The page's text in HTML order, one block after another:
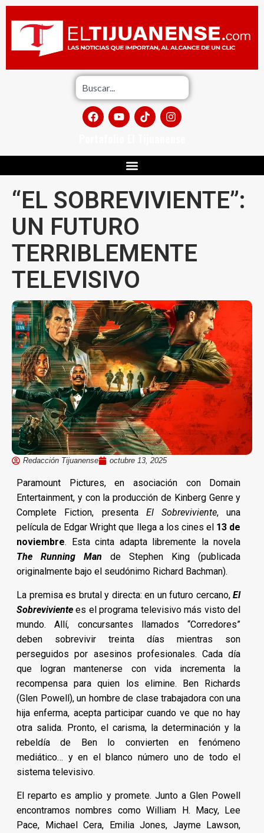
“EL SOBREVIVIENTE”:
UN FUTURO
TERRIBLEMENTE
TELEVISIVO
Redacción Tijuanense octubre 13, 2025
Paramount Pictures, en asociación con Domain
Entertainment, y con la producción de Kinberg Genre y
Complete Fiction, presenta El Sobreviviente, una
película de Edgar Wright que llega a los cines el 13 de
noviembre. Esta cinta adapta libremente la novela
The Running Man de Stephen King (publicada
originalmente bajo el seudónimo Richard Bachman).
La premisa es brutal y directa: en un futuro cercano,El
Sobreviviente es el programa televisivo más visto del
mundo. Allí, concursantes llamados “Corredores”
deben sobrevivir treinta días mientras son
perseguidos por asesinos profesionales. Cada día
que logran mantenerse con vida incrementa la
recompensa para quien los elimine. Ben Richards
(Glen Powell), un hombre de clase trabajadora con una
hija enferma, acepta participar cuando ve que no hay
otra salida. Pronto, el carisma, la determinación y la
rebeldía de Ben lo convierten en fenómeno
mediático… y en el blanco número uno de todo el
sistema televisivo.
El reparto es amplio y promete. Junto a Glen Powell
encontramos nombres como William H. Macy, Lee
Pace, Michael Cera, Emilia Jones, Jayme Lawson,